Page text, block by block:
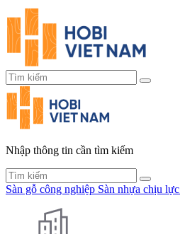
Nhập thông tin cần tìm kiếm
Sàn gỗ công nghiệp Sàn nhựa chịu lực